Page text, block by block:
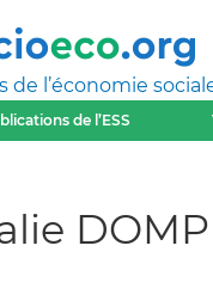
de l’économie
de l’ESS